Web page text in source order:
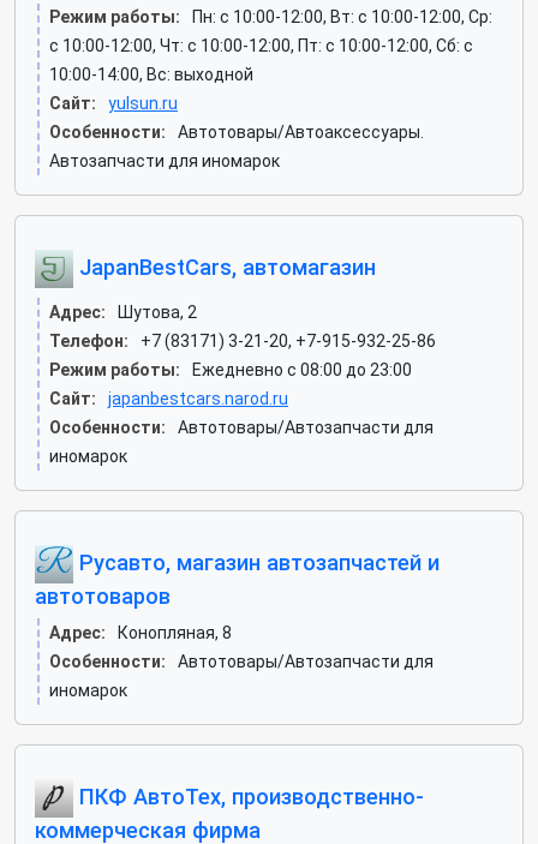
Режим работы:
Пн: c 10:00-12:00, Вт: c 10:00-12:00, Ср:
c 10:00-12:00, Чт: c 10:00-12:00, Пт: c 10:00-12:00, Сб: c
10:00-14:00, Вс: выходной
Сайт:
yulsun.ru
Особенности:
Автотовары/Автоаксессуары.
Автозапчасти для иномарок
JapanBestCars, автомагазин
Адрес:
Шутова, 2
Телефон:
+7 (83171) 3-21-20, +7-915-932-25-86
Режим работы:
Ежедневно с 08:00 до 23:00
Сайт:
japanbestcars.narod.ru
Особенности:
Автотовары/Автозапчасти для
иномарок
Русавто, магазин автозапчастей и
автотоваров
Адрес:
Конопляная, 8
Особенности:
Автотовары/Автозапчасти для
иномарок
ПКФ АвтоТех, производственно-
коммерческая фирма